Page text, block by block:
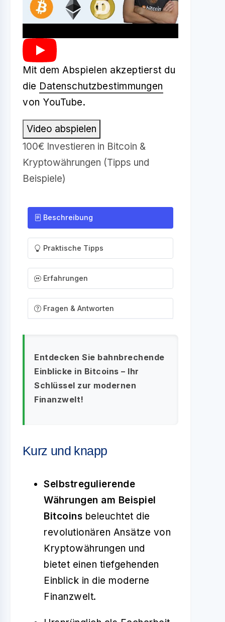
Mit dem Abspielen akzeptierst du
die Datenschutzbestimmungen
von YouTube.
Video abspielen
100€ Investieren in Bitcoin &
Kryptowährungen (Tipps und
Beispiele)
Beschreibung
Praktische Tipps
Erfahrungen
Fragen & Antworten
Entdecken Sie bahnbrechende
Einblicke in Bitcoins – Ihr
Schlüssel zur modernen
Finanzwelt!
Kurz und knapp
Selbstregulierende
Währungen am Beispiel
Bitcoins beleuchtet die
revolutionären Ansätze von
Kryptowährungen und
bietet einen tiefgehenden
Einblick in die moderne
Finanzwelt.